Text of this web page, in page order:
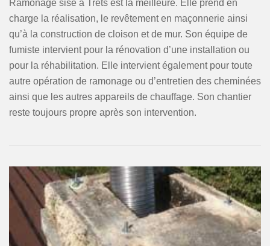
Ramonage sise à Trets est la meilleure. Elle prend en
charge la réalisation, le revêtement en maçonnerie ainsi
qu’à la construction de cloison et de mur. Son équipe de
fumiste intervient pour la rénovation d’une installation ou
pour la réhabilitation. Elle intervient également pour toute
autre opération de ramonage ou d’entretien des cheminées
ainsi que les autres appareils de chauffage. Son chantier
reste toujours propre après son intervention.